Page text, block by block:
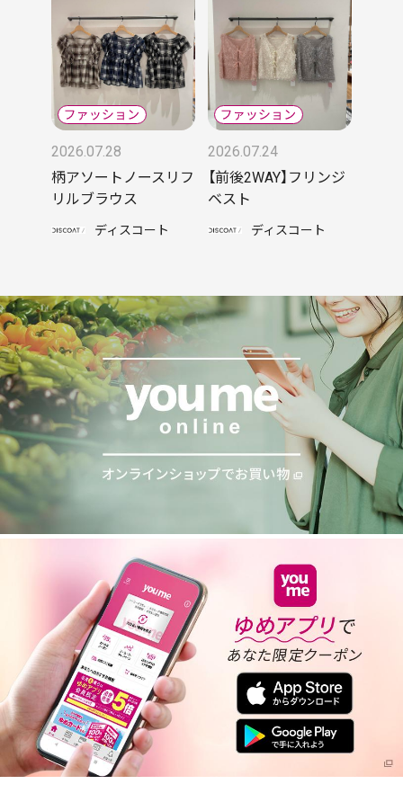
2026.07.28
柄アソートノースリフ
リルブラウス
ディスコート
2026.07.24
【前後2WAY】フリンジ
ベスト
ディスコート